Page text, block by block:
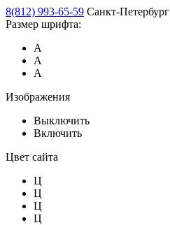
8(812) 993-65-59 Санкт-Петербург
Размер шрифта:
А
А
А
Изображения
Выключить
Включить
Цвет сайта
Ц
Ц
Ц
Ц